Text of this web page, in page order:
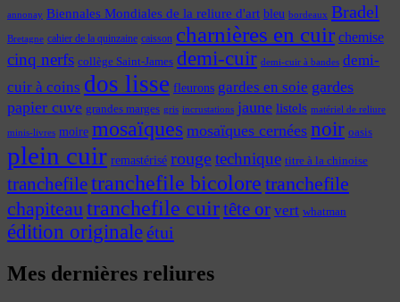
annonay Biennales Mondiales de la reliure d'art bleu bordeaux Bradel
Bretagne cahier de la quinzaine caisson charnières en cuir chemise
cinq nerfs collège Saint-James demi-cuir demi-cuir à bandes demi-
cuir à coins dos lisse fleurons gardes en soie gardes
papier cuve grandes marges gris incrustations jaune listels matériel de reliure
minis-livres moire mosaïques mosaïques cernées noir oasis
plein cuir remastérisé rougetechnique titre à la chinoise
tranchefiletranchefile bicolore tranchefile
chapiteau tranchefile cuirtête or vert whatman
édition originaleétui
Mes dernières reliures